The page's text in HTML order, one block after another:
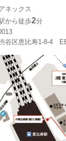
ネックス
から徒歩2分
谷区恵比寿1-8-4